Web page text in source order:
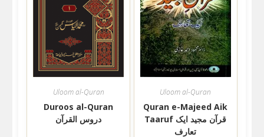
Uloom al-Quran
Duroos al-Quran
دروس القرآن
Uloom al-Quran
Quran e-Majeed Aik
Taaruf قرآن مجید ایک
تعارف